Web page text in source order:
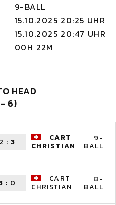
9-BALL
15.10.2025 20:25 UHR
15.10.2025 20:47 UHR
00H 22M
HEAD
6)
2 : 3
CART
CHRISTIAN
9-
BALL
: 0
CART
CHRISTIAN
8-
BALL